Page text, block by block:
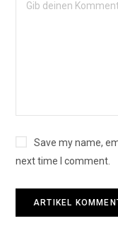
Save my name,
next time I comment.